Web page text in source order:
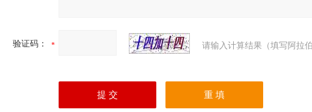
验证码： 请输入计算结果（填写阿拉